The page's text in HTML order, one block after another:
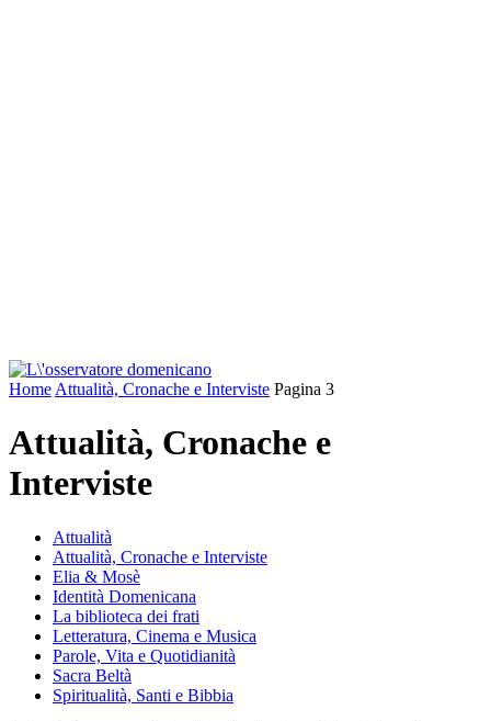
Home Attualità, Cronache e Interviste Pagina 3
Attualità, Cronache e
Interviste
Attualità
Attualità, Cronache e Interviste
Elia & Mosè
Identità Domenicana
La biblioteca dei frati
Letteratura, Cinema e Musica
Parole, Vita e Quotidianità
Sacra Beltà
Spiritualità, Santi e Bibbia